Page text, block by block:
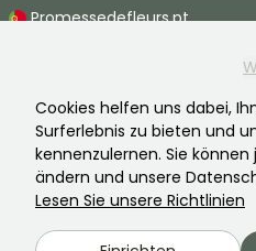
Cookies helfen uns dabei,
Surferlebnis zu bieten und
kennenzulernen. Sie
ändern und unsere
Lesen Sie unsere Richtlinien
Promessedefleurs.pt
Promessedefleurs.be
Promessedefleurs.ch
2026 ©Promesse de fleurs